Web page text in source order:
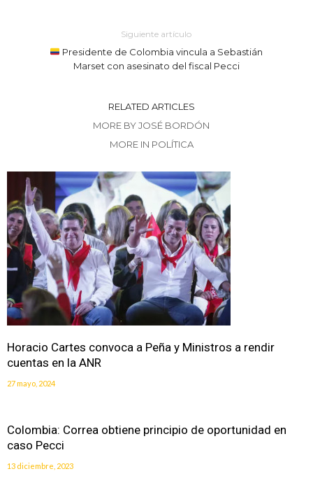
Siguiente artículo
Presidente de Colombia vincula a Sebastián
Marset con asesinato del fiscal Pecci
RELATED ARTICLES
MORE BY JOSÉ BORDÓN
MORE IN POLÍTICA
Horacio Cartes convoca a Peña y Ministros a rendir
cuentas en la ANR
27 mayo, 2024
Colombia: Correa obtiene principio de oportunidad en
caso Pecci
13 diciembre, 2023